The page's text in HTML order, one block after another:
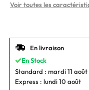
Voir toutes les
En livraison
En Stock
Standard : mardi 11 août
Express : lundi 10 août